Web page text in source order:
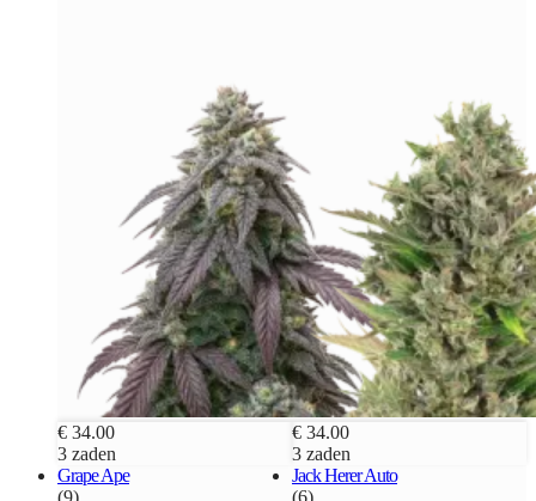
€ 34.00
3 zaden
€ 34.00
3 zaden
Grape Ape
(9)
Jack Herer Auto
(6)